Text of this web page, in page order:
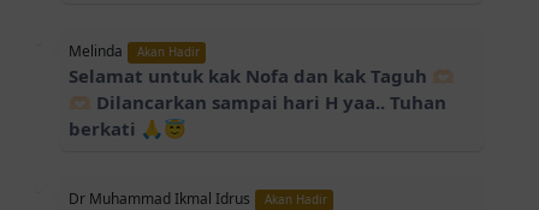
Melinda Akan Hadir
Selamat untuk kak Nofa dan kak Taguh 🫶🏻
🫶🏻 Dilancarkan sampai hari H yaa.. Tuhan
berkati 🙏😇
Dr Muhammad Ikmal Idrus Akan Hadir